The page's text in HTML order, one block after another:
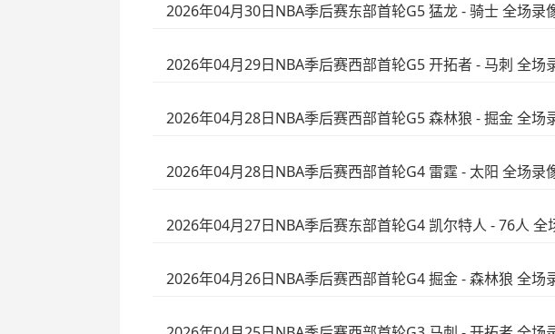
2026年04月30日NBA季后赛东部首轮G5 猛龙 - 骑士 全场录
2026年04月29日NBA季后赛西部首轮G5 开拓者 - 马刺 全场
2026年04月28日NBA季后赛西部首轮G5 森林狼 - 掘金 全场
2026年04月28日NBA季后赛西部首轮G4 雷霆 - 太阳 全场录
2026年04月27日NBA季后赛东部首轮G4 凯尔特人 - 76人 全
2026年04月26日NBA季后赛西部首轮G4 掘金 - 森林狼 全场